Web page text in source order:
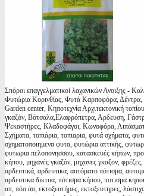
Σπόροι επαγγελματικοί λαχανικών Ανοιξης -
Φυτώρια Κορινθίας, Φυτά Καρποφόρα,
Garden center, Κηποτεχνία Αρχιτεκτονική
γκαζόν, Βότσαλα,Ελαφρόπετρα, Αρδευση,
Ψεκαστήρες, Κλαδοφάγοι, Κωνοφόρα,
Σχήματα, τοπιάρια, τοπιαρια, φυτά σχήματα,
σχηματοποιημενα φυτα, φυτώρια αττικής,
φυτωρια πελοπονησσου, κατασκευές κήπων,
κήπου, μηχανές γκαζόν, μηχανες γκαζον,
αρδευτικά, αρδευτικα, αυτόματο πότισμα,
αρδευτικα δικτυα, πότισμα κήπου, ποτισμα
απ, πόπ άπ, εκτοξευτήρες, εκτοξευτηρες,